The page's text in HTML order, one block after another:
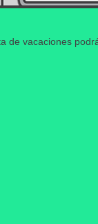
de vacaciones